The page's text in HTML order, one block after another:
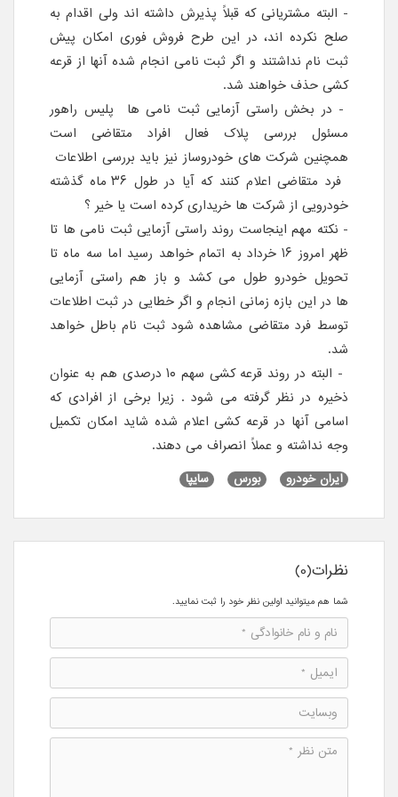
- البته مشتریانی که قبلاً پذیرش داشته اند ولی اقدام به
صلح نکرده اند، در این طرح فروش فوری امکان پیش
ثبت نام نداشتند و اگر ثبت نامی انجام شده آنها از قرعه
کشی حذف خواهند شد.
- در بخش راستی آزمایی ثبت نامی ها پلیس راهور
مسئول بررسی پلاک فعال افراد متقاضی است
همچنین شرکت های خودروساز نیز باید بررسی اطلاعات
فرد متقاضی اعلام کنند که آیا در طول ۳۶ ماه گذشته
خودرویی از شرکت ها خریداری کرده است یا خیر ؟
- نکته مهم اینجاست روند راستی آزمایی ثبت نامی ها تا
ظهر امروز ۱۶ خرداد به اتمام خواهد رسید اما سه ماه تا
تحویل خودرو طول می کشد و باز هم راستی آزمایی
ها در این بازه زمانی انجام و اگر خطایی در ثبت اطلاعات
توسط فرد متقاضی مشاهده شود ثبت نام باطل خواهد
شد.
- البته در روند قرعه کشی سهم ۱۰ درصدی هم به عنوان
ذخیره در نظر گرفته می شود . زیرا برخی از افرادی که
اسامی آنها در قرعه کشی اعلام شده شاید امکان تکمیل
وجه نداشته و عملاً انصراف می دهند.
ایران خودرو بورس سایپا
نظرات(0)
شما هم میتوانید اولین نظر خود را ثبت نمایید.